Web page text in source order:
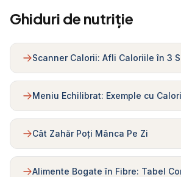
Ghiduri de nutriție
Scanner Calorii: Afli Caloriile în 3
Meniu Echilibrat: Exemple cu
Cât Zahăr Poți Mânca Pe Zi
Alimente Bogate în Fibre: Tabel